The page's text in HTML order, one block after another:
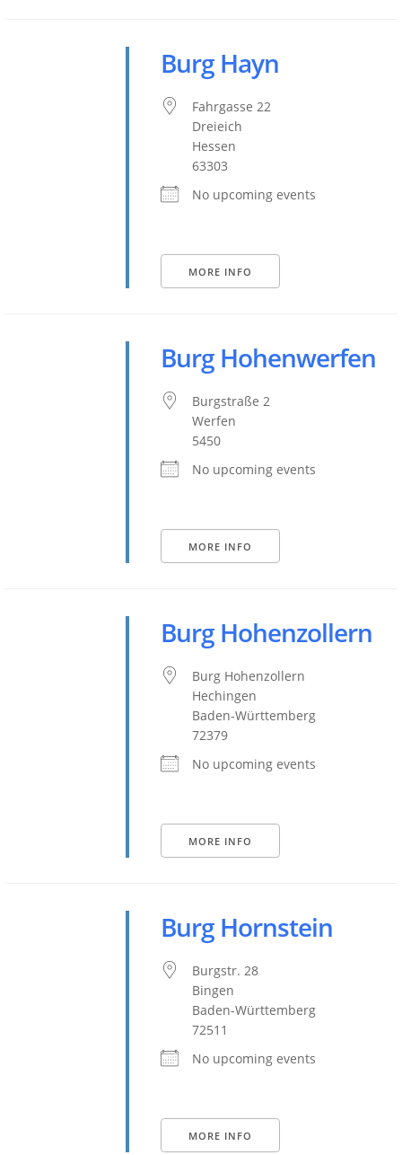
Burg Hayn
Fahrgasse 22
Dreieich
Hessen
63303
No upcoming events
MORE INFO
Burg Hohenwerfen
Burgstraße 2
Werfen
5450
No upcoming events
MORE INFO
Burg Hohenzollern
Burg Hohenzollern
Hechingen
Baden-Württemberg
72379
No upcoming events
MORE INFO
Burg Hornstein
Burgstr. 28
Bingen
Baden-Württemberg
72511
No upcoming events
MORE INFO